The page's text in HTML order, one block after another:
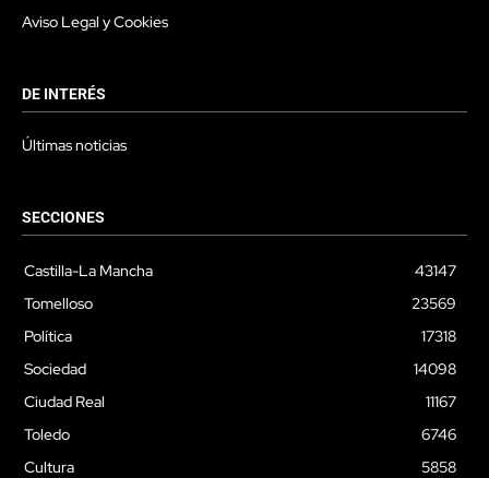
Aviso Legal y Cookies
DE INTERÉS
Últimas noticias
SECCIONES
Castilla-La Mancha
43147
Tomelloso
23569
Política
17318
Sociedad
14098
Ciudad Real
11167
Toledo
6746
Cultura
5858